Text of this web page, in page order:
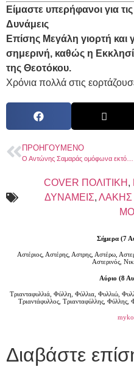
Είμαστε υπερήφανοι για
Δυνάμεις
Επίσης Μεγάλη γιορτή και
σημερινή, καθώς η
της Θεοτόκου.
Χρόνια πολλά στις
ΠΡΟΗΓΟΎΜΕΝΟ
COVER ΠΟΛΙΤΙΚΗ ,
ΔΥΝΑΜΕΙΣ, ΛΑΚΗΣ
Σήμερα (7
Αστέριος, Αστέρης, Αστρης, Αστέρω,
Αστερινός,
Αύριο (8
Τριανταφυλλιά, Φύλλη, Φύλλια, Φυλλιώ,
Τριαντάφυλλος, Τριανταφύλλης, Φύλλης,
Διαβάστε